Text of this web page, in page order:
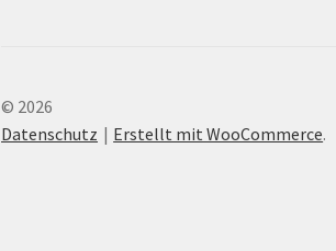
© 2026
Datenschutz
Erstellt mit WooCommerce.